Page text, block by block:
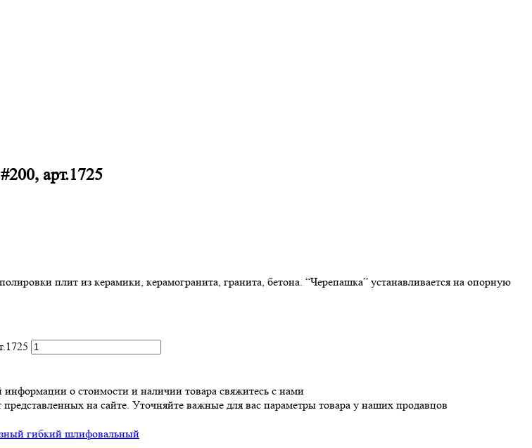
арт.1725
плит из керамики, керамогранита, гранита, бетона. “Черепашка” устанавливается на опорную
информации о стоимости и наличии товара свяжитесь с нами
на сайте. Уточняйте важные для вас параметры товара у наших продавцов
гибкий шлифовальный